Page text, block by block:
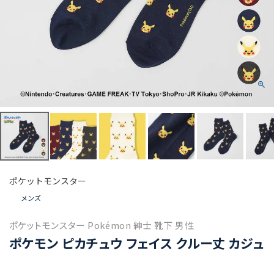
ポケットモンスター
メンズ
ポケットモンスター Pokémon 紳士 靴下 男性
ポケモン ピカチュウ フェイス クルー丈 カジュ